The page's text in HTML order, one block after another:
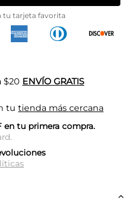
tu tarjeta favorita
$20 ENVÍO GRATIS
tu tienda más cercana
en tu primera compra.